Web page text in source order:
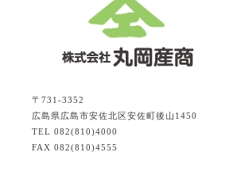
〒731-3352
広島県広島市安佐北区安佐町後山1450
TEL 082(810)4000
FAX 082(810)4555